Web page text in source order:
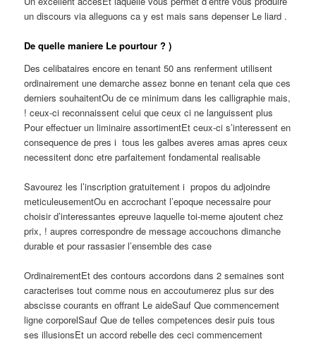
un discours via alleguons ca y est mais sans depenser Le liard .
De quelle maniere Le pourtour ? )
Des celibataires encore en tenant 50 ans renferment utilisent
ordinairement une demarche assez bonne en tenant cela que ces
derniers souhaitentOu de ce minimum dans les calligraphie mais,
! ceux-ci reconnaissent celui que ceux ci ne languissent plus
Pour effectuer un liminaire assortimentEt ceux-ci s’interessent en
consequence de pres i tous les galbes averes amas apres ceux
necessitent donc etre parfaitement fondamental realisable
Savourez les l’inscription gratuitement i propos du adjoindre
meticuleusementOu en accrochant l’epoque necessaire pour
choisir d’interessantes epreuve laquelle toi-meme ajoutent chez
prix, ! aupres correspondre de message accouchons dimanche
durable et pour rassasier l’ensemble des case
OrdinairementEt des contours accordons dans 2 semaines sont
caracterises tout comme nous en accoutumerez plus sur des
abscisse courants en offrant Le aideSauf Que commencement
ligne corporelSauf Que de telles competences desir puis tous
ses illusionsEt un accord rebelle des ceci commencement